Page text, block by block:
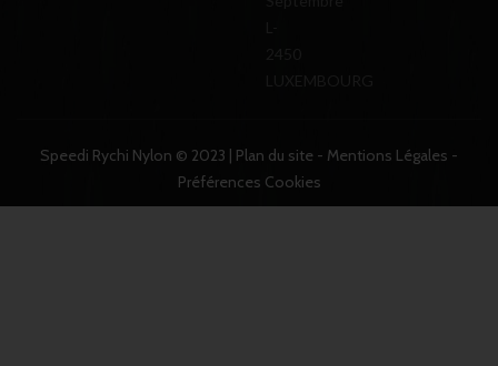
Speedi Rychi Nylon © 2023 | Plan du site - Mentions Légales -
Préférences Cookies